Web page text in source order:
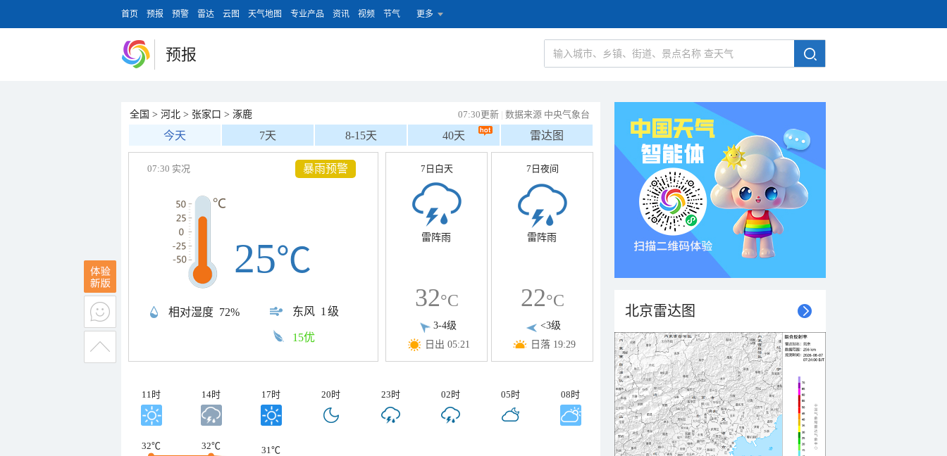
首页 预报 预警 雷达 云图 天气地图 专业产品 资讯 视频 节气 更多
预报
全国 > 河北 > 张家口 > 涿鹿 07:30更新 | 数据来源 中央气象台
今天 7天 8-15天 40天 雷达图
07:30 实况
相对湿度 72% 东风 1级
25℃
15优
暴雨预警 7日白天
雷阵雨
32°C
3-4级
日出 05:21
7日夜间
雷阵雨
22°C
<3级
日落 19:29
11时 14时 17时 20时 23时 02时 05时 08时
32℃ 32℃ 31℃
北京雷达图